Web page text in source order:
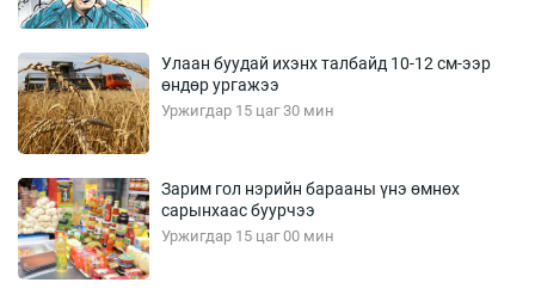
Улаан буудай ихэнх талбайд 10-12 см-ээр
өндөр ургажээ
Уржигдар 15 цаг 30 мин
Зарим гол нэрийн барааны үнэ өмнөх
сарынхаас буурчээ
Уржигдар 15 цаг 00 мин